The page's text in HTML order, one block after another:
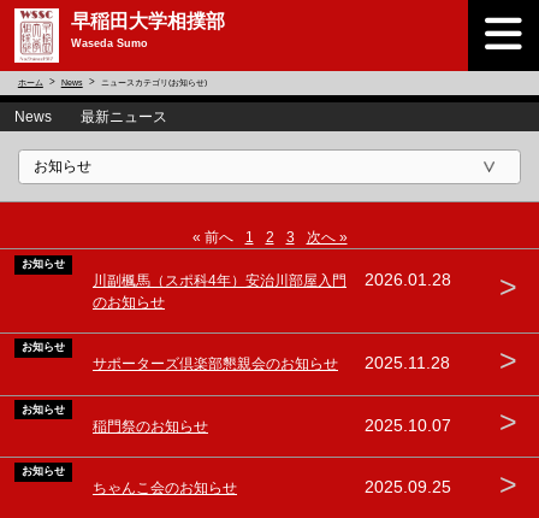
早稲田大学相撲部
Waseda Sumo
ホーム News ニュースカテゴリ(お知らせ)
News 最新ニュース
« 前へ 1 2 3 次へ »
お知らせ
川副楓馬（スポ科4年）安治川部屋入門
のお知らせ
2026.01.28 >
お知らせ
サポーターズ倶楽部懇親会のお知らせ 2025.11.28 >
お知らせ
稲門祭のお知らせ 2025.10.07 >
お知らせ
ちゃんこ会のお知らせ 2025.09.25 >